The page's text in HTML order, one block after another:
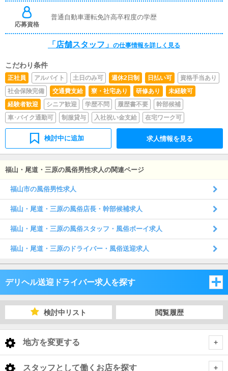
応募資格
普通自動車運転免許高卒程度の学歴
「店舗スタッフ」 の仕事情報を詳しく見る
こだわり条件
正社員 アルバイト 土日のみ可 週休2日制 日払い可
資格手当あり
社会保険完備
交通費支給 寮・社宅あり 研修あり
未経験可
経験者歓迎
シニア歓迎 学歴不問 履歴書不要
幹部候補
車･バイク通勤可
制服貸与 入社祝い金支給 在宅ワーク可
検討中に追加 求人情報を見る
福山・尾道・三原の風俗男性求人の関連ページ
福山市の風俗男性求人
福山・尾道・三原の風俗店長・幹部候補求人
福山・尾道・三原の風俗スタッフ・風俗ボーイ求人
福山・尾道・三原のドライバー・風俗送迎求人
デリヘル送迎ドライバー求人を探す
岡山県
検討中リスト 閲覧履歴
地方を変更する
< 全国トップ
スタッフとして働くお店を探す